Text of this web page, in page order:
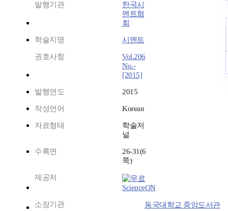
발행기관
한국시
멘트협
회
학술지명 시멘트
권호사항
Vol.206
No.-
[2015]
발행연도 2015
작성언어 Korean
자료형태
학술저
널
수록면
26-31(6
쪽)
제공처
ScienceON
소장기관 동국대학교 중앙도서관